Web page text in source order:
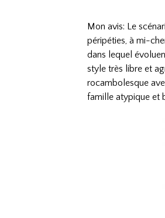
Mon avis: Le
péripéties, à mi-
dans lequel
style très libre et
rocambolesque
famille atypique et